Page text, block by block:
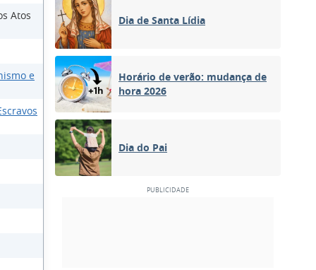
Atos
e
Dia de Santa Lídia
Horário de verão: mudança de
hora 2026
Dia do Pai